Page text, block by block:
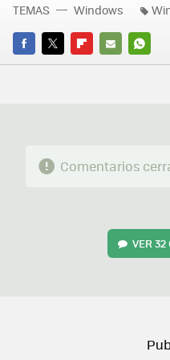
FACEBOOK
TWITTERFLIPBOARD
E-
TEMAS Windows
Comentarios
VER32